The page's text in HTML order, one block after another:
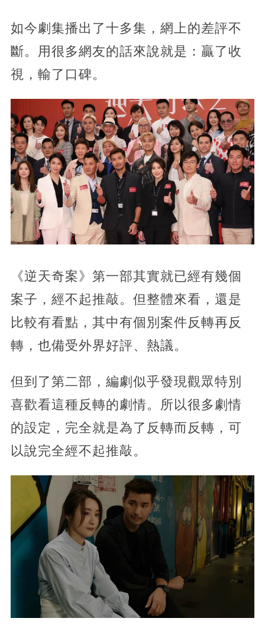
如今劇集播出了十多集，網上的差評不
斷。用很多網友的話來說就是：贏了收
視，輸了口碑。
《逆天奇案》第一部其實就已經有幾個
案子，經不起推敲。但整體來看，還是
比較有看點，其中有個別案件反轉再反
轉，也備受外界好評、熱議。
但到了第二部，編劇似乎發現觀眾特別
喜歡看這種反轉的劇情。所以很多劇情
的設定，完全就是為了反轉而反轉，可
以說完全經不起推敲。